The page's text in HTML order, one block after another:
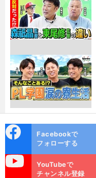
ok
Facebookで
フォローする
YouTubeで
チャンネル登録